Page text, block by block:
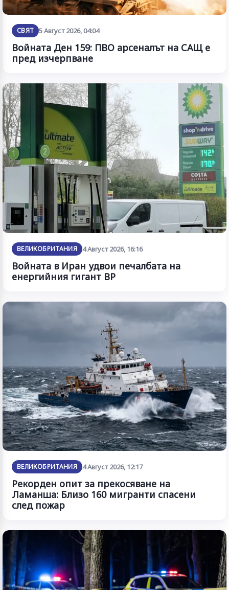
СВЯТ 5 Август 2026, 04:04
Войната Ден 159: ПВО арсеналът на САЩ е
пред изчерпване
ВЕЛИКОБРИТАНИЯ 4 Август 2026, 16:16
Войната в Иран удвои печалбата на
енергийния гигант BP
ВЕЛИКОБРИТАНИЯ 4 Август 2026, 12:17
Рекорден опит за прекосяване на
Ламанша: Близо 160 мигранти спасени
след пожар